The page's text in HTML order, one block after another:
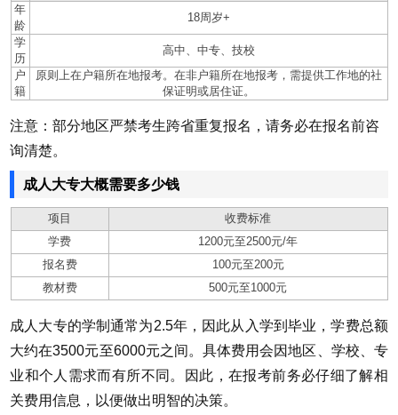
年
龄
18周岁+
学
历
高中、中专、技校
户
籍
原则上在户籍所在地报考。在非户籍所在地报考，需提供工作地的社
保证明或居住证。
注意：部分地区严禁考生跨省重复报名，请务必在报名前咨
询清楚。
成人大专大概需要多少钱
项目
收费标准
学费
1200元至2500元/年
报名费
100元至200元
教材费
500元至1000元
成人大专的学制通常为2.5年，因此从入学到毕业，学费总额
大约在3500元至6000元之间。具体费用会因地区、学校、专
业和个人需求而有所不同。因此，在报考前务必仔细了解相
关费用信息，以便做出明智的决策。